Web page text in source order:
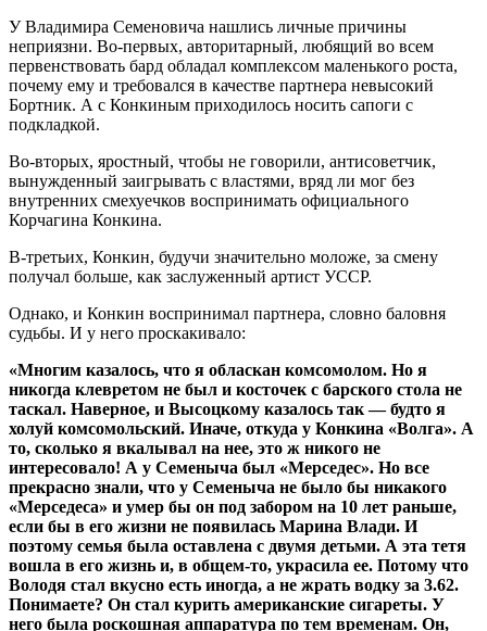
У Владимира Семеновича нашлись личные причины
неприязни. Во-первых, авторитарный, любящий во всем
первенствовать бард обладал комплексом маленького роста,
почему ему и требовался в качестве партнера невысокий
Бортник. А с Конкиным приходилось носить сапоги с
подкладкой.
Во-вторых, яростный, чтобы не говорили, антисоветчик,
вынужденный заигрывать с властями, вряд ли мог без
внутренних смехуечков воспринимать официального
Корчагина Конкина.
В-третьих, Конкин, будучи значительно моложе, за смену
получал больше, как заслуженный артист УССР.
Однако, и Конкин воспринимал партнера, словно баловня
судьбы. И у него проскакивало:
«Многим казалось, что я обласкан комсомолом. Но я
никогда клевретом не был и косточек с барского стола не
таскал. Наверное, и Высоцкому казалось так — будто я
холуй комсомольский. Иначе, откуда у Конкина «Волга». А
то, сколько я вкалывал на нее, это ж никого не
интересовало! А у Семеныча был «Мерседес». Но все
прекрасно знали, что у Семеныча не было бы никакого
«Мерседеса» и умер бы он под забором на 10 лет раньше,
если бы в его жизни не появилась Марина Влади. И
поэтому семья была оставлена с двумя детьми. А эта тетя
вошла в его жизнь и, в общем-то, украсила ее. Потому что
Володя стал вкусно есть иногда, а не жрать водку за 3.62.
Понимаете? Он стал курить американские сигареты. У
него была роскошная аппаратура по тем временам. Он,